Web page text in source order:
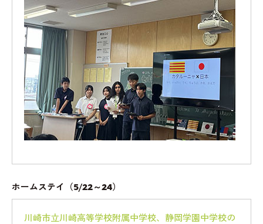
ホームステイ（5/22～24）
川崎市立川崎高等学校附属中学校、静岡学園中学校の